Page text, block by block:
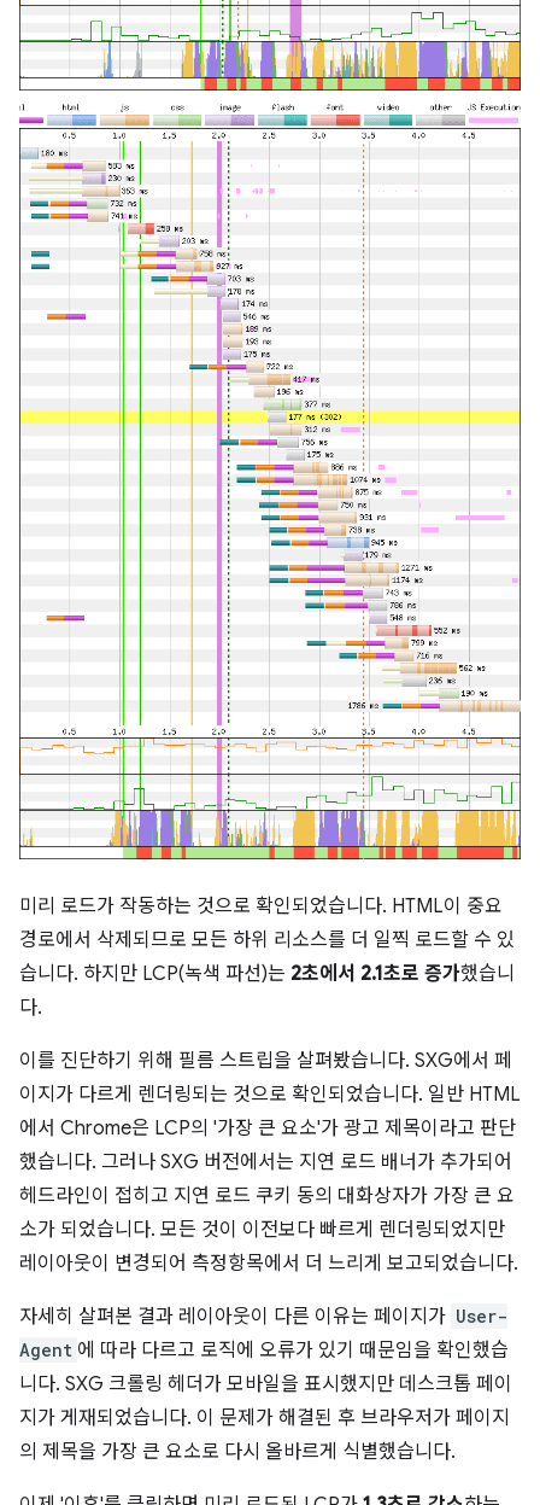
미리 로드가 작동하는 것으로 확인되었습니다. HTML이 중요
경로에서 삭제되므로 모든 하위 리소스를 더 일찍 로드할 수 있
습니다. 하지만 LCP(녹색 파선)는 2초에서 2.1초로 증가했습니
다.
이를 진단하기 위해 필름 스트립을 살펴봤습니다. SXG에서 페
이지가 다르게 렌더링되는 것으로 확인되었습니다. 일반 HTML
에서 Chrome은 LCP의 '가장 큰 요소'가 광고 제목이라고 판단
했습니다. 그러나 SXG 버전에서는 지연 로드 배너가 추가되어
헤드라인이 접히고 지연 로드 쿠키 동의 대화상자가 가장 큰 요
소가 되었습니다. 모든 것이 이전보다 빠르게 렌더링되었지만
레이아웃이 변경되어 측정항목에서 더 느리게 보고되었습니다.
자세히 살펴본 결과 레이아웃이 다른 이유는 페이지가 User-
Agent 에 따라 다르고 로직에 오류가 있기 때문임을 확인했습
니다. SXG 크롤링 헤더가 모바일을 표시했지만 데스크톱 페이
지가 게재되었습니다. 이 문제가 해결된 후 브라우저가 페이지
의 제목을 가장 큰 요소로 다시 올바르게 식별했습니다.